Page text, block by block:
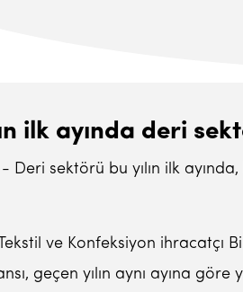
ilk ayında deri
- Deri sektörü bu yılın ilk
ve Konfeksiyon ihracatçı
geçen yılın aynı ayına